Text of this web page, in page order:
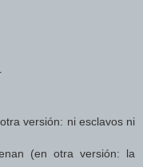
versión: ni esclavos ni
(en otra versión: la